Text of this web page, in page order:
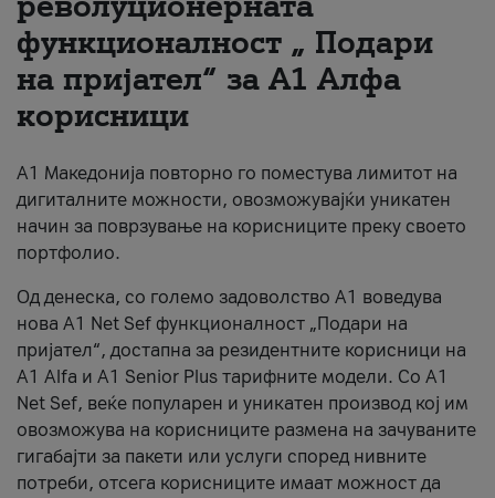
За нас
#ПодобарОнлајн
функционалност „ Подари
на пријател“ за А1 Алфа
корисници
А1 Македонија повторно го поместува лимитот на
дигиталните можности, овозможувајќи уникатен
начин за поврзување на корисниците преку своето
портфолио.
Од денеска, со големо задоволство А1 воведува
нова A1 Net Sef функционалност „Подари на
пријател“, достапна за резидентните корисници на
А1 Alfa и A1 Senior Plus тарифните модели. Со A1
Net Sef, веќе популарен и уникатен производ кој им
овозможува на корисниците размена на зачуваните
гигабајти за пакети или услуги според нивните
потреби, отсега корисниците имаат можност да